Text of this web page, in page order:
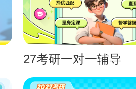
27考研一对一辅导